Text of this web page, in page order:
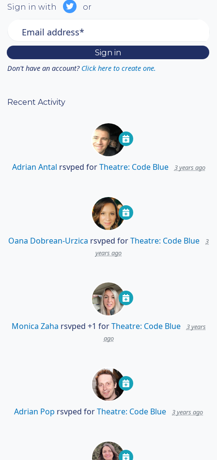
Sign in with or
Email address*
Don't have an account? Click here to create one.
Recent Activity
Adrian Antal rsvped forTheatre: Code Blue 3 years ago
Oana Dobrean-Urzica rsvped forTheatre: Code Blue
3
years ago
Monica Zaha rsvped +1 forTheatre: Code Blue
3 years
ago
Adrian Pop rsvped forTheatre: Code Blue 3 years ago